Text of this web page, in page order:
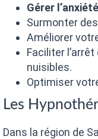
Gérer l’anxiété
Surmonter des
Améliorer
Faciliter
nuisibles.
Optimiser
Les
Dans la région de